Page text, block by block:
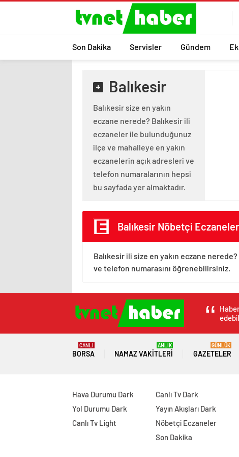
Son Dakika Servisler Gündem
Balıkesir
Balıkesir size en yakın
eczane nerede? Balıkesir ili
eczaneler ile bulunduğunuz
ilçe ve mahalleye en yakın
eczanelerin açık adresleri ve
telefon numaralarının hepsi
bu sayfada yer almaktadır.
Balıkesir Nöbetçi Eczaneler
Balıkesir ili size en yakın eczane
ve telefon numarasını öğrenebilirsiniz.
BORSA
CANLI
NAMAZ VAKITLERI
ANLIK
GAZETELER
GÜNLÜK
Hava Durumu Dark
Yol Durumu Dark
Canlı Tv Light
Canlı Tv Dark
Yayın Akışları Dark
Nöbetçi Eczaneler
Son Dakika